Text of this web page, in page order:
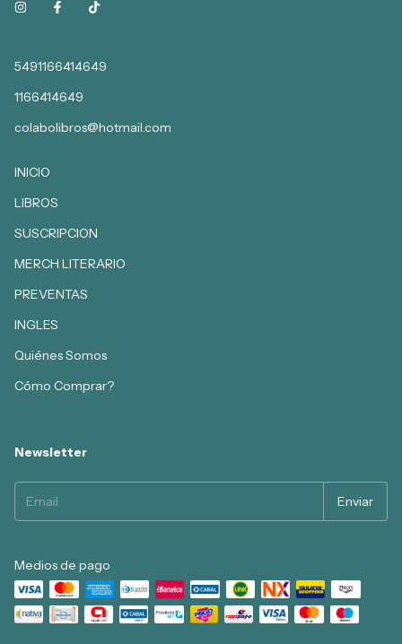
5491166414649
1166414649
colabolibros@hotmail.com
INICIO
LIBROS
SUSCRIPCION
MERCH LITERARIO
PREVENTAS
INGLES
Quiénes Somos
Cómo Comprar?
Newsletter
Medios de pago